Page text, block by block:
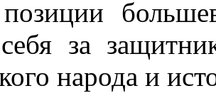
за
народа и